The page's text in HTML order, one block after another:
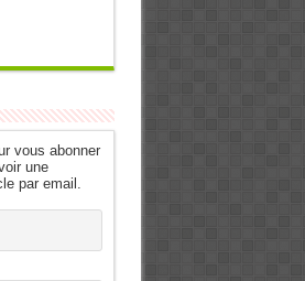
vous abonner
une
par email.